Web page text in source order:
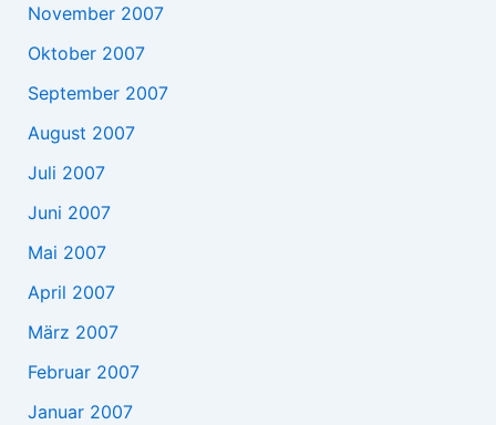
November 2007
Oktober 2007
September 2007
August 2007
Juli 2007
Juni 2007
Mai 2007
April 2007
März 2007
Februar 2007
Januar 2007